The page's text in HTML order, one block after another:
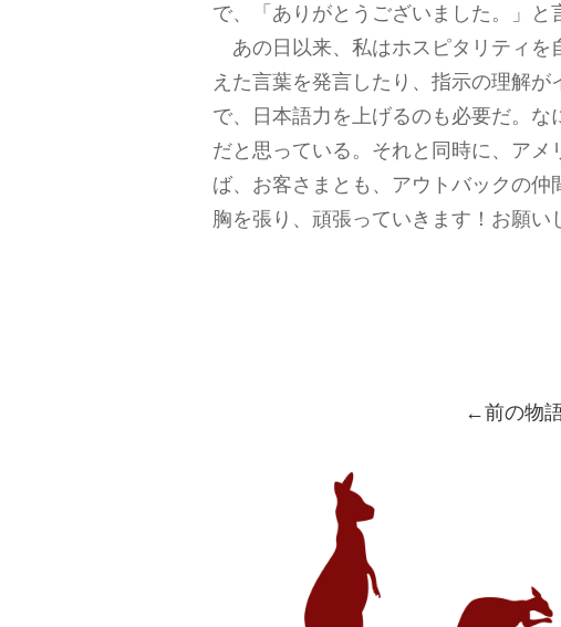
で、「ありがとうございました。」と
あの日以来、私はホスピタリティを
えた言葉を発言したり、指示の理解
で、日本語力を上げるのも必要だ。
だと思っている。それと同時に、ア
ば、お客さまとも、アウトバックの
胸を張り、頑張っていきます！お願い
←前の物